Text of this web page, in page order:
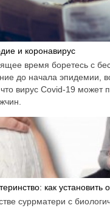
и коронавирус
время боретесь с
до начала эпидемии,
вирус Covid-19 может
как установить
суррматери с